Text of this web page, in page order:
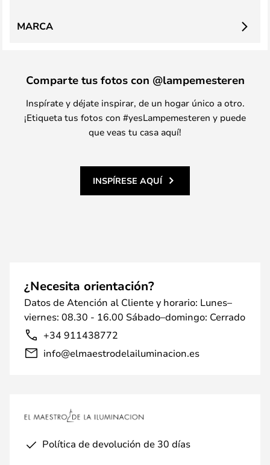
MARCA
Comparte tus fotos con @lampemesteren
Inspírate y déjate inspirar, de un hogar único a otro.
¡Etiqueta tus fotos con #yesLampemesteren y puede
que veas tu casa aquí!
INSPÍRESE AQUÍ
¿Necesita orientación?
Datos de Atención al Cliente y horario: Lunes–
viernes: 08.30 - 16.00 Sábado–domingo: Cerrado
+34 911438772
info@elmaestrodelailuminacion.es
Política de devolución de 30 días